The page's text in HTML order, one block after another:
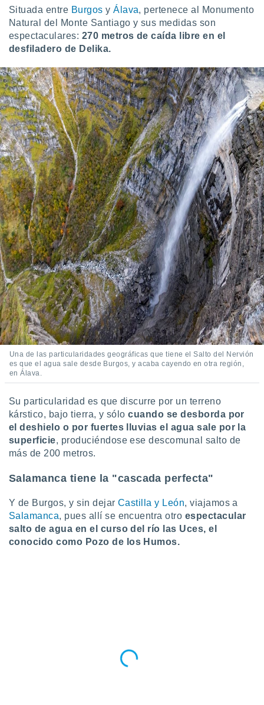
únicos
como
IP
de
posible
traten tus
en
interés
a lo que
Para
su
u
datos
momento
en
en
en
de
un
datos
perfiles
utilizar
crear un
uso de
la
Situada entre Burgos yÁlava, pertenece al Monumento
Natural del Monte Santiago y sus medidas son
espectaculares: 270 metros de caída libre en el
desfiladero de Delika.
Una de las particularidades geográficas que tiene el Salto del Nervión
es que el agua sale desde Burgos, y acaba cayendo en otra región,
en Álava.
Su particularidad es que discurre por un terreno
kárstico, bajo tierra, y sólocuando se desborda por
el deshielo o por fuertes lluvias el agua sale por la
superficie, produciéndose ese descomunal salto de
más de 200 metros.
Salamanca tiene la "cascada perfecta"
Y de Burgos, y sin dejar Castilla y León, viajamos a
Salamanca, pues allí se encuentra otro espectacular
salto de agua en el curso del río las Uces, el
conocido como Pozo de los Humos.